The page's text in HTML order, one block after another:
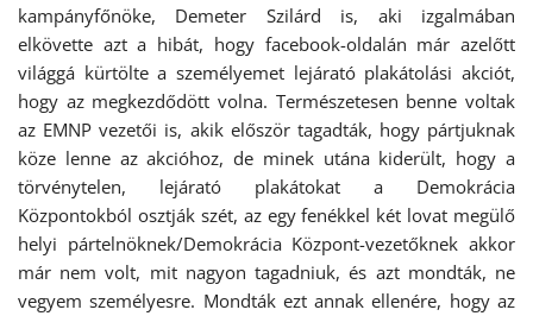
kampányfőnöke, Demeter Szilárd is, aki izgalmában
elkövette azt a hibát, hogy facebook-oldalán már azelőtt
világgá kürtölte a személyemet lejárató plakátolási akciót,
hogy az megkezdődött volna. Természetesen benne voltak
az EMNP vezetői is, akik először tagadták, hogy pártjuknak
köze lenne az akcióhoz, de minek utána kiderült, hogy a
törvénytelen, lejárató plakátokat a Demokrácia
Központokból osztják szét, az egy fenékkel két lovat megülő
helyi pártelnöknek/Demokrácia Központ-vezetőknek akkor
már nem volt, mit nagyon tagadniuk, és azt mondták, ne
vegyem személyesre. Mondták ezt annak ellenére, hogy az